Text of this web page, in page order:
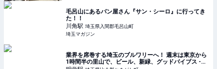
毛呂山にあるパン屋さん『サン・シーロ』に行ってき
た！！
川角駅 埼玉県入間郡毛呂山町
埼玉マガジン
業界を席巻する埼玉のブルワリーへ！ 週末は東京から
1時間半の里山で、ビール、新緑、グッドバイブス -